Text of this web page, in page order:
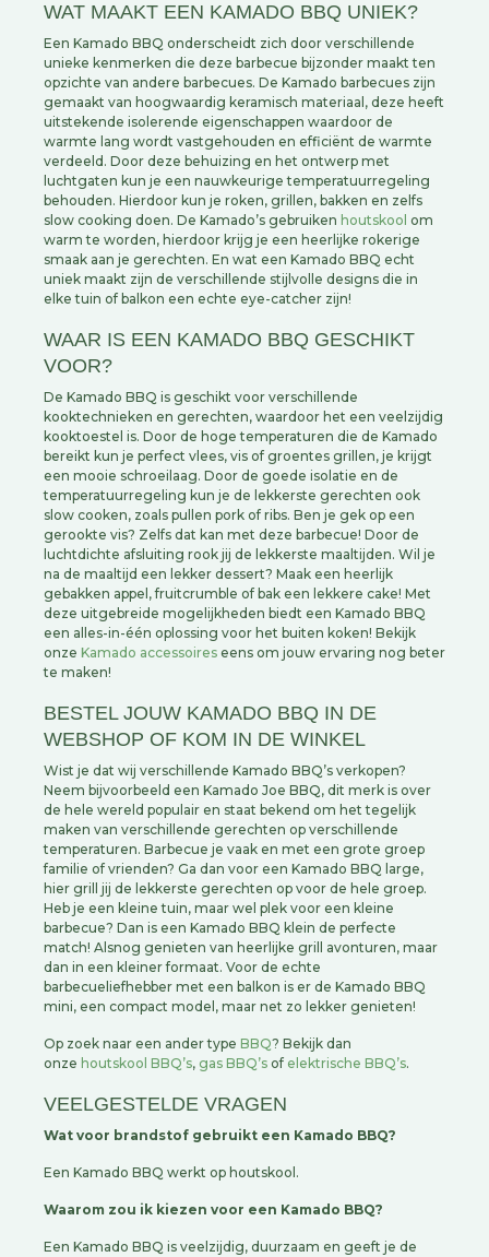
WAT MAAKT EEN KAMADO BBQ UNIEK?
Een Kamado BBQ onderscheidt zich door verschillende
unieke kenmerken die deze barbecue bijzonder maakt ten
opzichte van andere barbecues. De Kamado barbecues zijn
gemaakt van hoogwaardig keramisch materiaal, deze heeft
uitstekende isolerende eigenschappen waardoor de
warmte lang wordt vastgehouden en efficiënt de warmte
verdeeld. Door deze behuizing en het ontwerp met
luchtgaten kun je een nauwkeurige temperatuurregeling
behouden. Hierdoor kun je roken, grillen, bakken en zelfs
slow cooking doen. De Kamado’s gebruiken houtskool om
warm te worden, hierdoor krijg je een heerlijke rokerige
smaak aan je gerechten. En wat een Kamado BBQ echt
uniek maakt zijn de verschillende stijlvolle designs die in
elke tuin of balkon een echte eye-catcher zijn!
WAAR IS EEN KAMADO BBQ GESCHIKT
VOOR?
De Kamado BBQ is geschikt voor verschillende
kooktechnieken en gerechten, waardoor het een veelzijdig
kooktoestel is. Door de hoge temperaturen die de Kamado
bereikt kun je perfect vlees, vis of groentes grillen, je krijgt
een mooie schroeilaag. Door de goede isolatie en de
temperatuurregeling kun je de lekkerste gerechten ook
slow cooken, zoals pullen pork of ribs. Ben je gek op een
gerookte vis? Zelfs dat kan met deze barbecue! Door de
luchtdichte afsluiting rook jij de lekkerste maaltijden. Wil je
na de maaltijd een lekker dessert? Maak een heerlijk
gebakken appel, fruitcrumble of bak een lekkere cake! Met
deze uitgebreide mogelijkheden biedt een Kamado BBQ
een alles-in-één oplossing voor het buiten koken! Bekijk
onze Kamado accessoires eens om jouw ervaring nog beter
te maken!
BESTEL JOUW KAMADO BBQ IN DE
WEBSHOP OF KOM IN DE WINKEL
Wist je dat wij verschillende Kamado BBQ’s verkopen?
Neem bijvoorbeeld een Kamado Joe BBQ, dit merk is over
de hele wereld populair en staat bekend om het tegelijk
maken van verschillende gerechten op verschillende
temperaturen. Barbecue je vaak en met een grote groep
familie of vrienden? Ga dan voor een Kamado BBQ large,
hier grill jij de lekkerste gerechten op voor de hele groep.
Heb je een kleine tuin, maar wel plek voor een kleine
barbecue? Dan is een Kamado BBQ klein de perfecte
match! Alsnog genieten van heerlijke grill avonturen, maar
dan in een kleiner formaat. Voor de echte
barbecueliefhebber met een balkon is er de Kamado BBQ
mini, een compact model, maar net zo lekker genieten!
Op zoek naar een ander type BBQ? Bekijk dan
onze houtskool BBQ’s, gas BBQ’s of elektrische BBQ’s.
VEELGESTELDE VRAGEN
Wat voor brandstof gebruikt een Kamado BBQ?
Een Kamado BBQ werkt op houtskool.
Waarom zou ik kiezen voor een Kamado BBQ?
Een Kamado BBQ is veelzijdig, duurzaam en geeft je de